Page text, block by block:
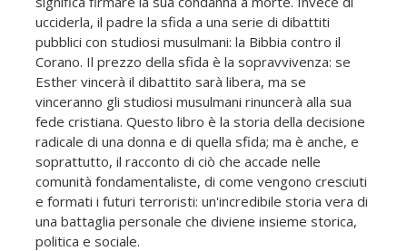
ucciderla, il padre la sfida a una serie di dibattiti
pubblici con studiosi musulmani: la Bibbia contro il
Corano. Il prezzo della sfida è la sopravvivenza: se
Esther vincerà il dibattito sarà libera, ma se
vinceranno gli studiosi musulmani rinuncerà alla sua
fede cristiana. Questo libro è la storia della decisione
radicale di una donna e di quella sfida; ma è anche, e
soprattutto, il racconto di ciò che accade nelle
comunità fondamentaliste, di come vengono cresciuti
e formati i futuri terroristi: un'incredibile storia vera di
una battaglia personale che diviene insieme storica,
politica e sociale.